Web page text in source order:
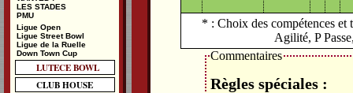
* : Choix des compétences
Agilité, P
Commentaires
Règles spéciales :
LES STADES
PMU
Ligue Open
Ligue Street Bowl
Ligue de la Ruelle
Down Town Cup
LUTECE BOWL
CLUB HOUSE